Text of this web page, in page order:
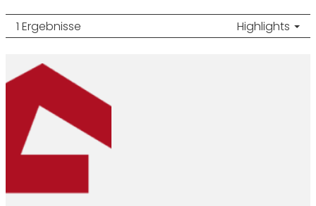
1 Ergebnisse Highlights